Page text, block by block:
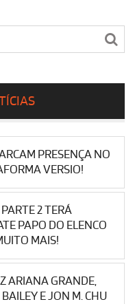
PRESENÇA NO
VERSIO!
2 TERÁ
PAPO DO ELENCO
MAIS!
ARIANA GRANDE,
E JON M. CHU